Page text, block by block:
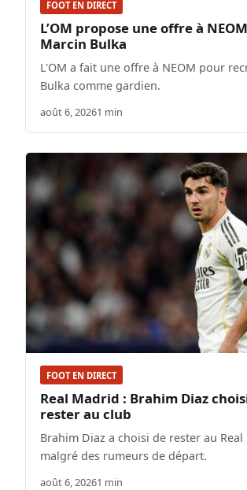
FOOT EN DIRECT
L’OM propose une offre à
Marcin Bulka
L'OM a fait une offre à NEOM pour
Bulka comme gardien.
août 6, 20261 min
FOOT EN DIRECT
Real Madrid : Brahim Diaz
rester au club
Brahim Diaz a choisi de rester au
malgré des rumeurs de départ.
août 6, 20261 min